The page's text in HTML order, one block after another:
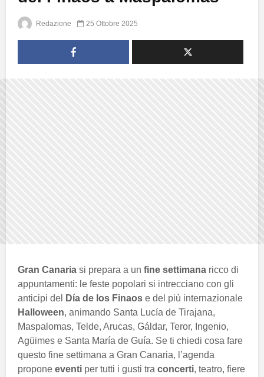
Redazione 25 Ottobre 2025
Gran Canaria si prepara a un fine settimana ricco di
appuntamenti: le feste popolari si intrecciano con gli
anticipi del
Día de los Finaos e del più internazionale
Halloween, animando Santa Lucía de Tirajana,
Maspalomas, Telde, Arucas, Gáldar, Teror, Ingenio,
Agüimes e Santa María de Guía. Se ti chiedi cosa fare
questo fine settimana a Gran Canaria, l’agenda
propone eventi per tutti i gusti tra concerti, teatro, fiere